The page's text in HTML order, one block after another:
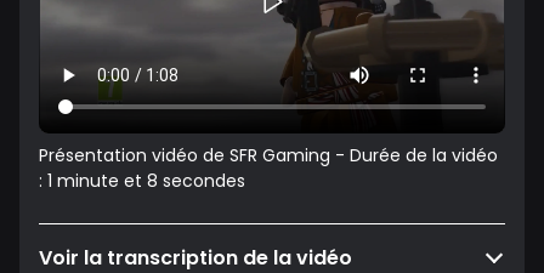
Présentation vidéo de SFR Gaming - Durée de la vidéo
: 1 minute et 8 secondes
Voir la transcription de la vidéo